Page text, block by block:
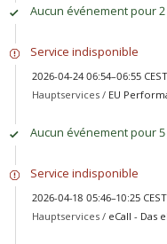
Aucun événement pour
Service indisponible
2026-04-24 06:54–06:55 CEST
Hauptservices / EU
Aucun événement pour
Service indisponible
2026-04-18 05:46–10:25 CEST
Hauptservices / eCall - Das